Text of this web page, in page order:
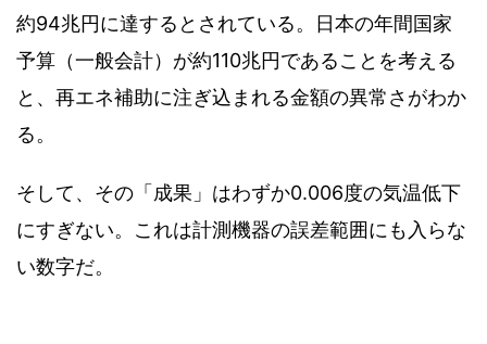
約94兆円に達するとされている。日本の年間国家
予算（一般会計）が約110兆円であることを考える
と、再エネ補助に注ぎ込まれる金額の異常さがわか
る。
そして、その「成果」はわずか0.006度の気温低下
にすぎない。これは計測機器の誤差範囲にも入らな
い数字だ。